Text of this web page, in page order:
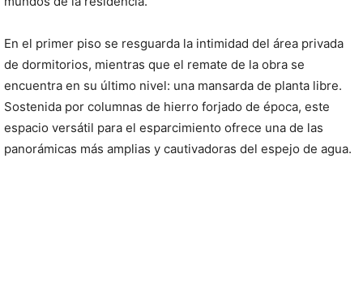
En el primer piso se resguarda la intimidad del área privada
de dormitorios, mientras que el remate de la obra se
encuentra en su último nivel: una mansarda de planta libre.
Sostenida por columnas de hierro forjado de época, este
espacio versátil para el esparcimiento ofrece una de las
panorámicas más amplias y cautivadoras del espejo de agua.